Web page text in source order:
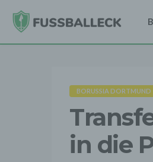
BORUSSIA DORTMUND
in die